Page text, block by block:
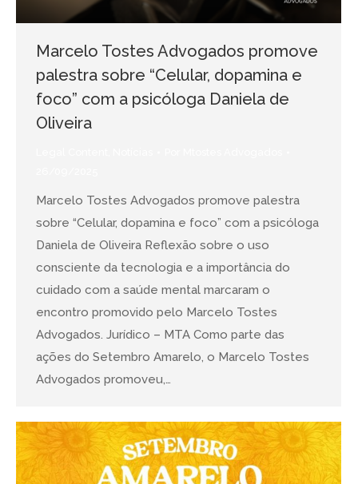
Marcelo Tostes Advogados promove
palestra sobre “Celular, dopamina e
foco” com a psicóloga Daniela de
Oliveira
Marcelo Tostes Advogados promove palestra
sobre “Celular, dopamina e foco” com a psicóloga
Daniela de Oliveira Reflexão sobre o uso
consciente da tecnologia e a importância do
cuidado com a saúde mental marcaram o
encontro promovido pelo Marcelo Tostes
Advogados. Jurídico – MTA Como parte das
ações do Setembro Amarelo, o Marcelo Tostes
Advogados promoveu,…